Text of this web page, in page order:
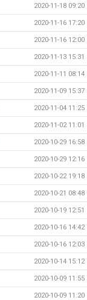
2020-11-18 09:20
2020-11-16 17:20
2020-11-16 12:00
2020-11-13 15:31
2020-11-11 08:14
2020-11-09 15:37
2020-11-04 11:25
2020-11-02 11:01
2020-10-29 16:58
2020-10-29 12:16
2020-10-22 19:18
2020-10-21 08:48
2020-10-19 12:51
2020-10-16 14:42
2020-10-16 12:03
2020-10-14 15:12
2020-10-09 11:55
2020-10-09 11:20